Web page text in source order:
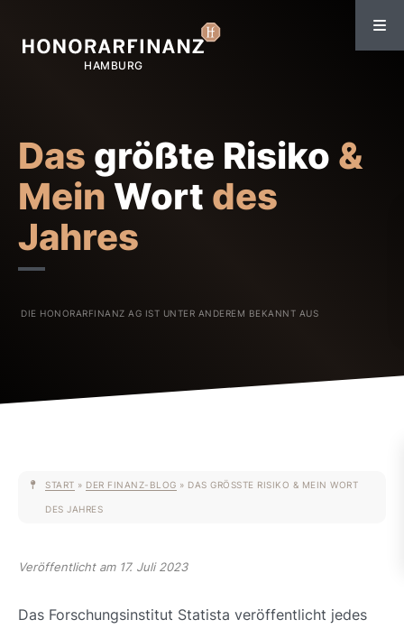
Das größte Risiko &
Mein Wort des
Jahres
START » DER FINANZ-BLOG » DAS GRÖSSTE RISIKO & MEIN WORT D
ES JAHRES
Veröffentlicht am 17. Juli 2023
Das Forschungsinstitut Statista veröffentlicht jedes